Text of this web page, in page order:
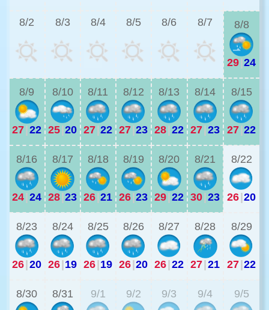
8/2 8/3 8/4 8/5 8/6 8/7 8/8
29|24
8/9
27|22
8/10
25|20
8/11
27|22
8/12
27|23
8/13
28|22
8/14
27|23
8/15
27|22
8/16
24|24
8/17
28|23
8/18
26|21
8/19
26|23
8/20
29|22
8/21
30|23
8/22
26|20
8/23
26|20
8/24
26|19
8/25
26|19
8/26
26|20
8/27
26|22
8/28
27|21
8/29
27|22
8/30 8/31 9/1 9/2 9/3 9/4 9/5